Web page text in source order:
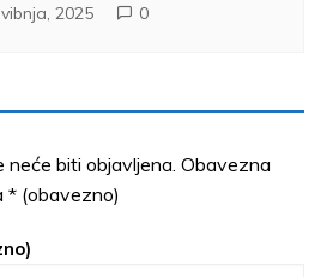
2025 0
biti objavljena. Obavezna
* (obavezno)